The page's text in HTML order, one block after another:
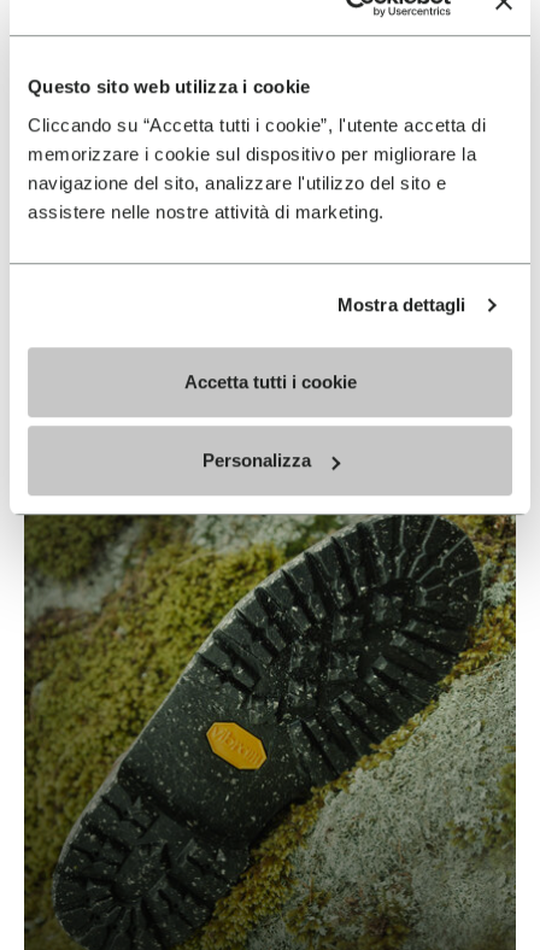
Questo sito web utilizza i cookie
Cliccando su “Accetta tutti i cookie”, l'utente accetta di
memorizzare i cookie sul dispositivo per migliorare la
navigazione del sito, analizzare l'utilizzo del sito e
assistere nelle nostre attività di marketing.
Mostra dettagli
Accetta tutti i cookie
Personalizza
ECOSTEP NATURAL
READ MORE